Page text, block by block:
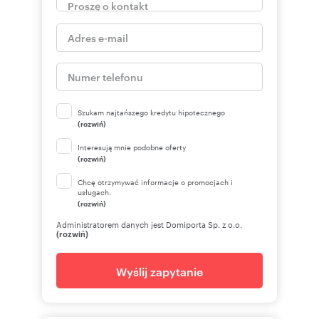
Szukam najtańszego kredytu hipotecznego
(rozwiń)
Interesują mnie podobne oferty
(rozwiń)
Chcę otrzymywać informacje o promocjach i
usługach.
(rozwiń)
Administratorem danych jest Domiporta Sp. z o.o.
(rozwiń)
Wyślij zapytanie